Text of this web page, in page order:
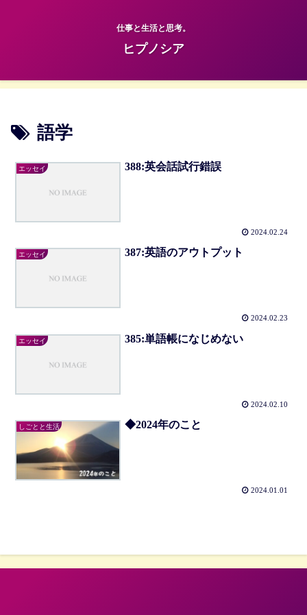
仕事と生活と思考。
ヒプノシア
語学
エッセイ 388:英会話試行錯誤
2024.02.24
エッセイ 387:英語のアウトプット
2024.02.23
エッセイ 385:単語帳になじめない
2024.02.10
しごとと生活 ◆2024年のこと
2024.01.01